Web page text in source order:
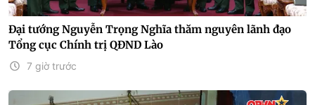
Đại tướng Nguyễn Trọng Nghĩa thăm nguyên lãnh đạo
Tổng cục Chính trị QĐND Lào
7 giờ trước